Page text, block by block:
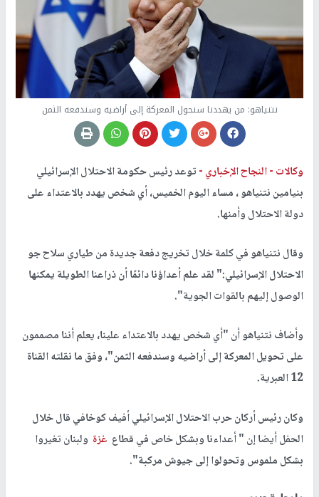
نتنياهو: من يهددنا سنحول المعركة إلى أراضيه وسندفعه الثمن
وكالات -النجاح الإخباري -توعد رئيس حكومة الاحتلال الإسرائيلي
بنيامين نتنياهو ، مساء اليوم الخميس، أي شخص يهدد بالاعتداء على
دولة الاحتلال وأمنها.
وقال نتنياهو في كلمة خلال تخريج دفعة جديدة من طياري سلاح جو
الاحتلال الإسرائيلي:" لقد علم أعداؤنا دائمًا أن ذراعنا الطويلة يمكنها
الوصول إليهم بالقوات الجوية".
وأضاف نتنياهو أن "أي شخص يهدد بالاعتداء علينا، يعلم أننا مصممون
على تحويل المعركة إلى أراضيه وسندفعه الثمن"، وفق ما نقلته القناة
12 العبرية.
وكان رئيس أركان حرب الاحتلال الإسرائيلي أفيف كوخافي قال خلال
الحفل أيضا إن " أعداءنا وبشكل خاص في قطاع غزة ولبنان تغيروا
بشكل ملموس وتحولوا إلى جيوش مركبة".